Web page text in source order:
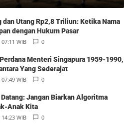
dan Utang Rp2,8 Triliun: Ketika Nama
dengan Hukum Pasar
WIB 0
Yang Sederajat
WIB 0
Jangan Biarkan Algoritma
Anak Kita
WIB 0